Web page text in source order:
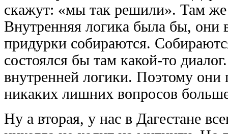
скажут: «мы так решили». Там же
Внутренняя логика была бы,
придурки собираются.
состоялся бы там какой-то
внутренней логики. Поэтому они
никаких лишних вопросов
Ну а вторая, у нас в Дагестане